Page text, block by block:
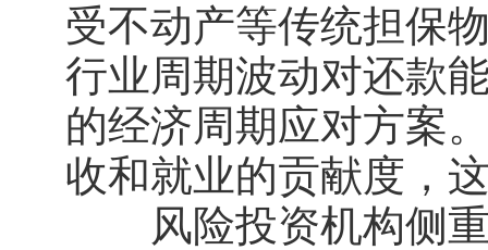
受不动产等传统担保
行业周期波动对还款
的经济周期应对方案
收和就业的贡献度，
风险投资机构侧重